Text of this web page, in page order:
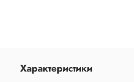
Характеристики